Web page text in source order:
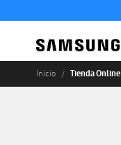
Inicio Tienda Online